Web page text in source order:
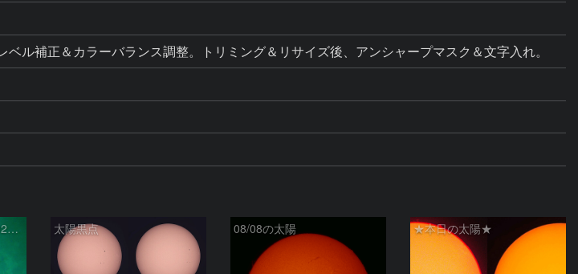
ル補正＆カラーバランス調整。トリミング＆リサイズ後、アンシャープマスク＆文字入れ。
活動領域 4498,4500：2026/08/08 太陽黒点 08/08の太陽 ★本日の太陽★